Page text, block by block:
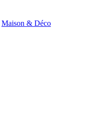
Maison & Déco